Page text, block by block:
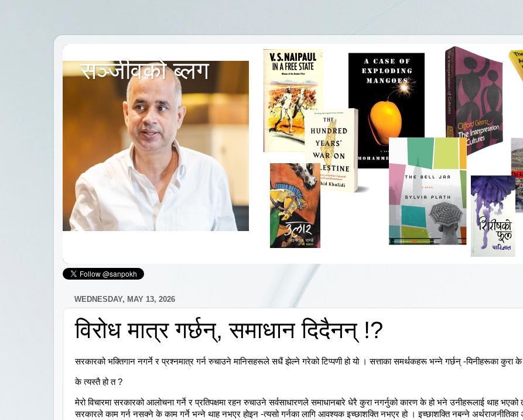
सञ्जीवको ब्लग
WEDNESDAY, MAY 13, 2026
विरोध मात्र गर्छन्, समाधान दिदैनन् !?
सरकारको भक्तिगान नगर्ने र प्रश्नमात्र गर्न रुचाउने मानिसहरूले सधैं झेल्ने गरेको टिप्पणी हो यो । सत्ताका समर्थकहरू भन्ने गर्छन् -यिनीहरूका कुरा के
के त्यस्तै हो त ?
मेरो विचारमा सरकारको आलोचना गर्ने र प्रतिपक्षमा रहन रुचाउने सर्वसाधारणले समाधानबारे धेरै कुरा नगर्नुको कारण के हो भने उनीहरूलाई थाह
सरकारले काम गर्न नसक्ने के काम गर्ने भन्ने थाह नभएर होइन -त्यसो गर्नका लागि आवश्यक इच्छाशक्ति नभएर हो । इच्छाशक्ति नबन्ने